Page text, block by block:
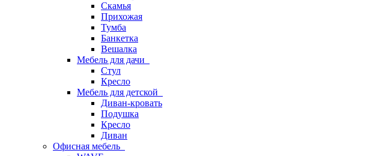
Скамья
Прихожая
Тумба
Банкетка
Вешалка
Мебель для дачи
Стул
Кресло
Мебель для детской
Диван-кровать
Подушка
Кресло
Диван
Офисная мебель